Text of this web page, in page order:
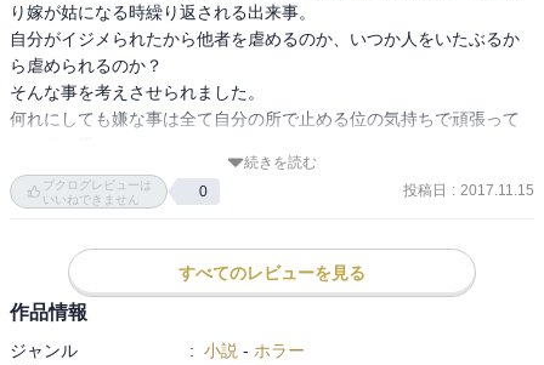
また、相変わらずの前情報無しで読み始めたものの、最初の数ペー
ジで、女性作家作品の嫌な部分である、自分の嫌いな女性像と、そ
れよりもっと嫌いな背景のようにしか出てこない男性という書き方
なので、なんぼ読んでも誰にも感情移入できないのが辛い。
ぶっちゃけ、タイトル出オチを押すのであれば、いちの婆さんで終
わるんじゃなくて、もっともっと以前からの歴史があるというと
また、茨城だけ"O町"というバランスの悪さなど、先にプロットやキ
ャラクターを決めて書いたのではなく、行き当たりばったりな文章
なのではというところも印象がよろしくない。
り嫁が姑になる時繰り返される出来事。
自分がイジメられたから他者を虐めるのか、いつか人をいたぶるか
ら虐められるのか？
そんな事を考えさせられました。
何れにしても嫌な事は全て自分の所で止める位の気持ちで頑張って
待を受ける事に我慢ならず離婚する。
香苗の実家の大久保の母に頼るものの母の時枝は真穂に良い感情を
持っていない。
続きを読む
ブクログレビューは
いいねできません
0 投稿日 : 2017.11.15
すべてのレビューを見る
作品情報
ジャンル : 小説 - ホラー